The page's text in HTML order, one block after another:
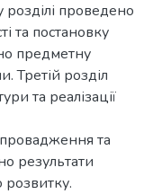
проведено
та постановку
предметну
Третій розділ
та реалізації
та
результати